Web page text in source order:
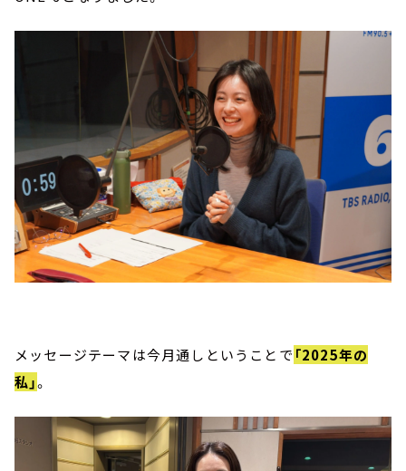
メッセージテーマは今月通しということで 「2025年の
私」。